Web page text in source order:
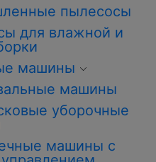
пылесосы
для влажной и
машины
машины
уборочные
машины с